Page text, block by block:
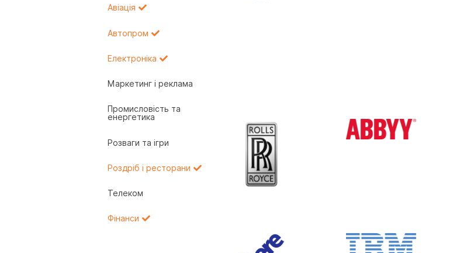
Авіація
Автопром
Електроніка
Маркетинг і реклама
Промисловість та
енергетика
Розваги та ігри
Роздріб і ресторани
Телеком
Фінанси